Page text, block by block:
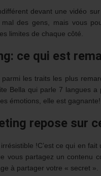
devant une vidéo
des gens, mais vous
limites de chaque côté.
ce qui est
parmi les traits les plus
Bella qui parle 7 langues
émotions, elle est gagnante!
repose sur
!C’est ce qui en
vous partagez un contenu
à partager votre « secret ».